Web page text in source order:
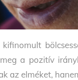
a pozitív
az elméket,